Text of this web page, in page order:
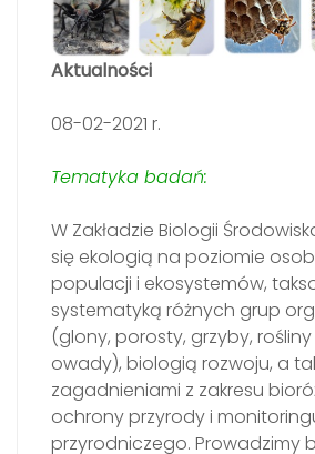
Aktualności
08-02-2021 r.
Tematyka badań:
W Zakładzie Biologii
się ekologią na poziomie
populacji i ekosystemów,
systematyką różnych grup
(glony, porosty, grzyby,
owady), biologią rozwoju, a
zagadnieniami z zakresu
ochrony przyrody i
przyrodniczego. Prowadzimy